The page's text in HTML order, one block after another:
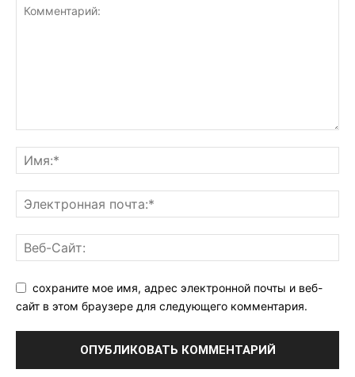
сохраните мое имя, адрес электронной почты и веб-
сайт в этом браузере для следующего комментария.